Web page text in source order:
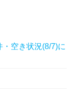
・空き状況(8/7)に